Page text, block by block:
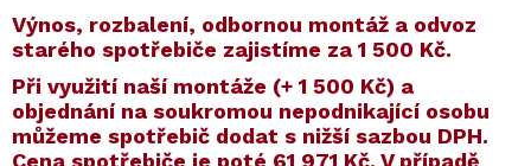
Výnos, rozbalení, odbornou montáž a odvoz
starého spotřebiče zajistíme za 1 500 Kč.
​​Při využití naší montáže (+ 1 500 Kč) a
objednání na soukromou nepodnikající osobu
můžeme spotřebič dodat s nižší sazbou DPH.
Cena spotřebiče je poté 61 971 Kč. V případě